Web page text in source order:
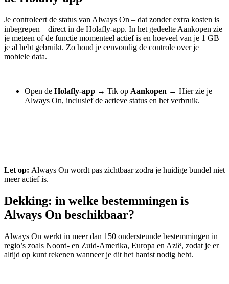
Je controleert de status van Always On – dat zonder extra kosten is
inbegrepen – direct in de Holafly-app. In het gedeelte Aankopen zie
je meteen of de functie momenteel actief is en hoeveel van je 1 GB
je al hebt gebruikt. Zo houd je eenvoudig de controle over je
mobiele data.
Open de Holafly-app → Tik op Aankopen → Hier zie je
Always On, inclusief de actieve status en het verbruik.
Let op: Always On wordt pas zichtbaar zodra je huidige bundel niet
meer actief is.
Dekking: in welke bestemmingen is
Always On beschikbaar?
Always On werkt in meer dan 150 ondersteunde bestemmingen in
regio’s zoals Noord- en Zuid-Amerika, Europa en Azië, zodat je er
altijd op kunt rekenen wanneer je dit het hardst nodig hebt.